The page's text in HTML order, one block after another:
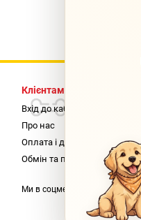
Клієнтам
Вхід до кабінету
Про нас
Оплата і доставка
Обмін та повернення
Ми в соцмережах